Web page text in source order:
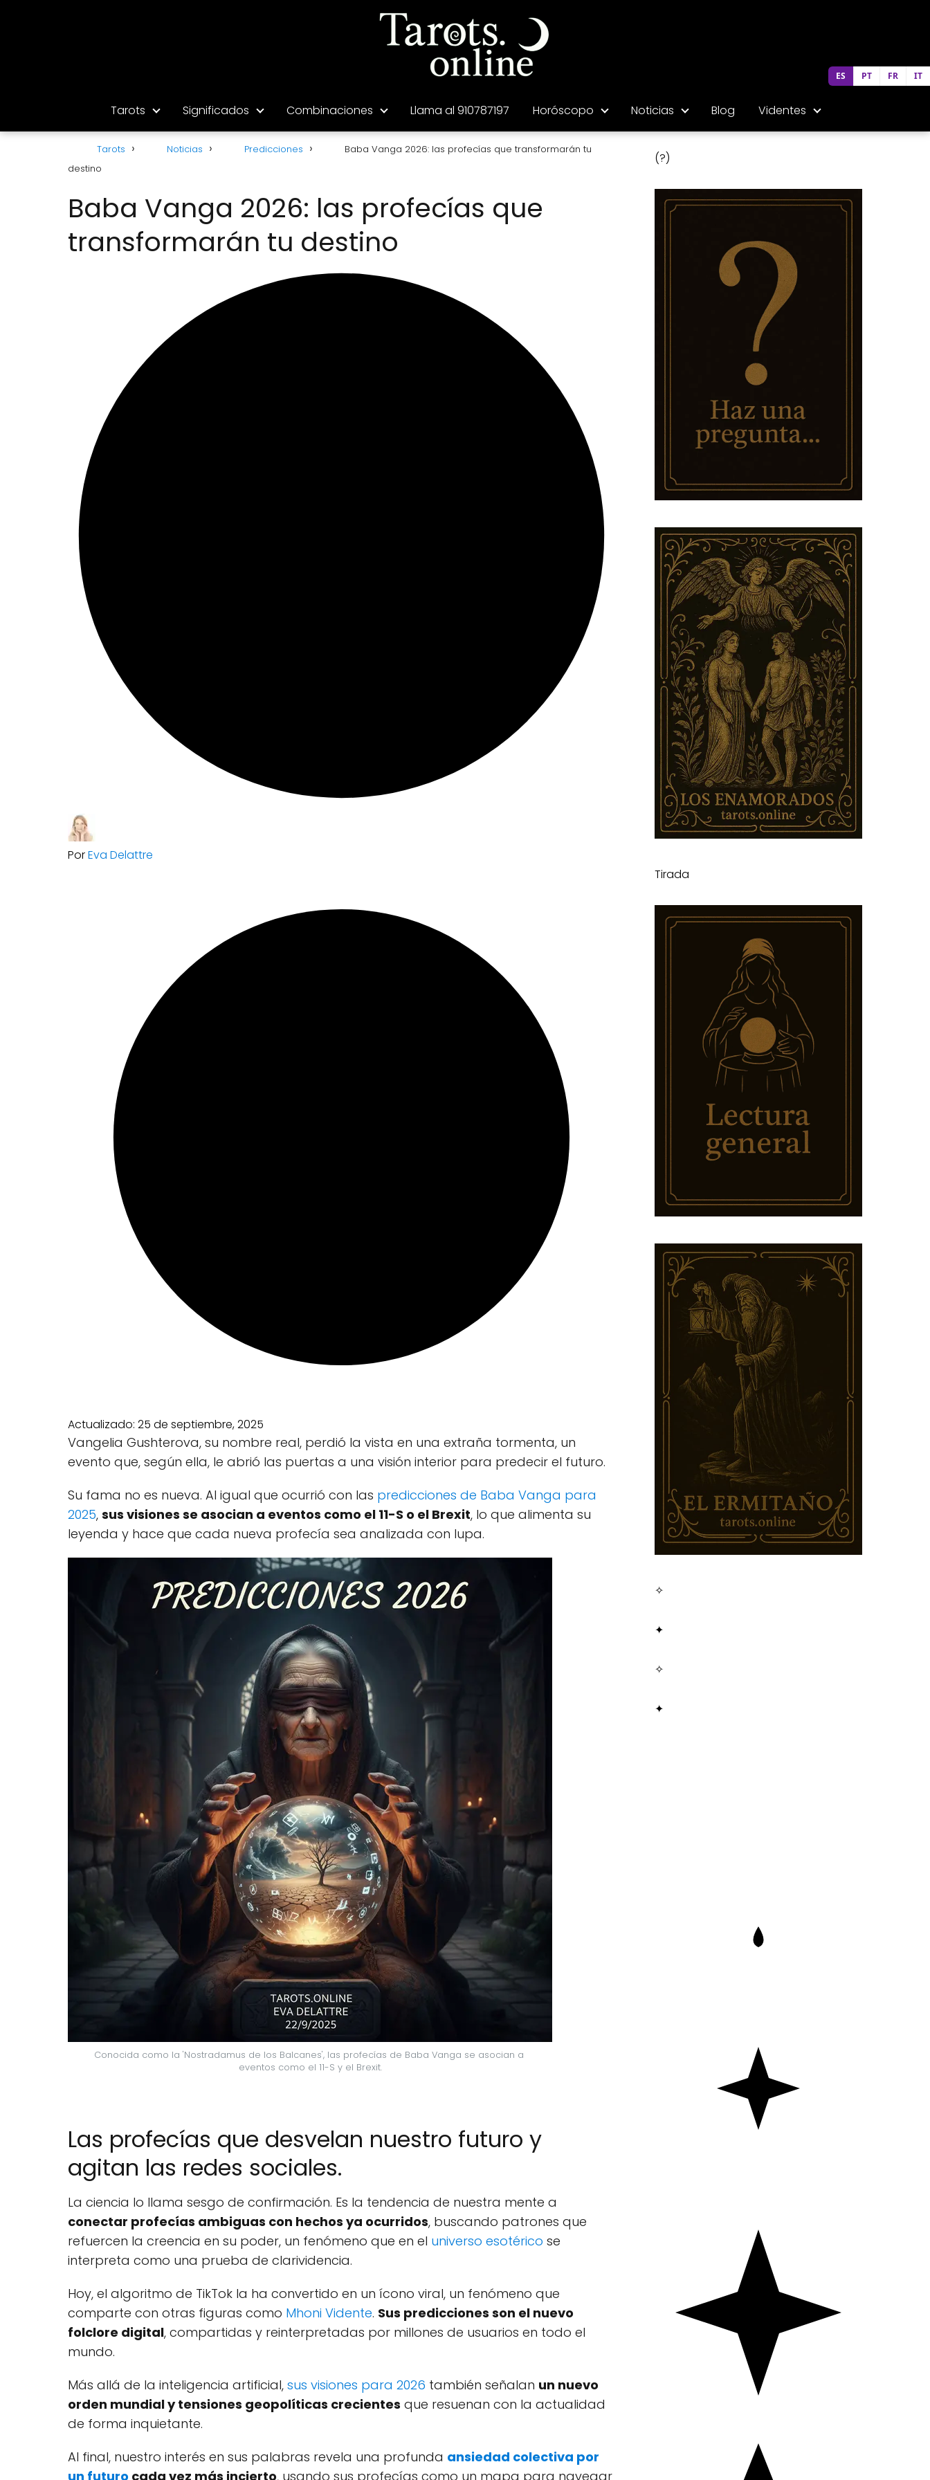
Tarots Significados Combinaciones Llama al 910787197 Horóscopo Noticias Blog Videntes
Tarots Noticias Predicciones
Baba Vanga 2026: las profecías que transformarán tu
destino
Baba Vanga 2026: las profecías que
transformarán tu destino
PorEva Delattre
Actualizado: 25 de septiembre, 2025
Vangelia Gushterova, su nombre real, perdió la vista en una extraña tormenta, un
evento que, según ella, le abrió las puertas a una visión interior para predecir el futuro.
Su fama no es nueva. Al igual que ocurrió con las predicciones de Baba Vanga para
2025, sus visiones se asocian a eventos como el 11-S o el Brexit, lo que alimenta su
leyenda y hace que cada nueva profecía sea analizada con lupa.
Conocida como la 'Nostradamus de los Balcanes', las profecías de Baba Vanga se asocian a
eventos como el 11-S y el Brexit.
Las profecías que desvelan nuestro futuro y
agitan las redes sociales.
La ciencia lo llama sesgo de confirmación. Es la tendencia de nuestra mente a
conectar profecías ambiguas con hechos ya ocurridos, buscando patrones que
refuercen la creencia en su poder, un fenómeno que en el universo esotérico se
interpreta como una prueba de clarividencia.
Hoy, el algoritmo de TikTok la ha convertido en un ícono viral, un fenómeno que
comparte con otras figuras como Mhoni Vidente. Sus predicciones son el nuevo
folclore digital, compartidas y reinterpretadas por millones de usuarios en todo el
mundo.
Más allá de la inteligencia artificial, sus visiones para 2026 también señalan un nuevo
orden mundial y tensiones geopolíticas crecientes que resuenan con la actualidad
de forma inquietante.
Al final, nuestro interés en sus palabras revela una profunda ansiedad colectiva por
un futuro cada vez más incierto, usando sus profecías como un mapa para navegar
(?)
Tirada
✧
✦
✧
✦
ES PT FR IT